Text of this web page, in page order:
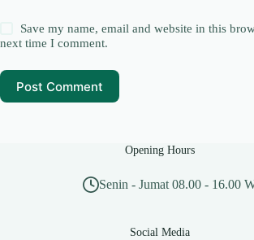
Save my name, email and website in this
next time I comment.
Post Comment
Opening Hours
Senin - Jumat 08.00 - 16.00
Social Media